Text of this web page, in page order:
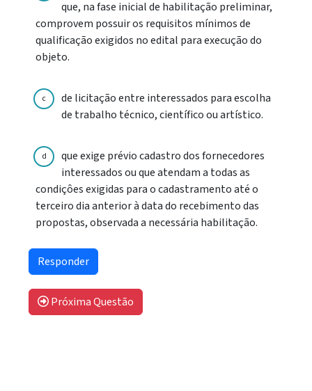
que, na fase inicial de habilitação preliminar,
comprovem possuir os requisitos mínimos de
qualificação exigidos no edital para execução do
objeto.
c
de licitação entre interessados para escolha
de trabalho técnico, científico ou artístico.
d
que exige prévio cadastro dos fornecedores
interessados ou que atendam a todas as
condiçôes exigidas para o cadastramento até o
terceiro dia anterior à data do recebimento das
propostas, observada a necessária habilitação.
Próxima Questão